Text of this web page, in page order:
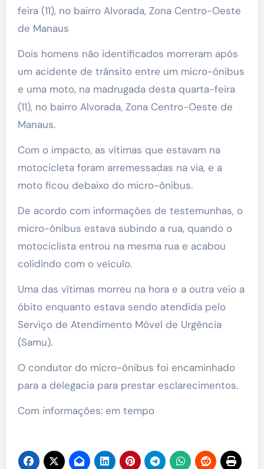
feira (11), no bairro Alvorada, Zona Centro-Oeste
de Manaus
Dois homens não identificados morreram após
um acidente de trânsito entre um micro-ônibus
e uma moto, na madrugada desta quarta-feira
(11), no bairro Alvorada, Zona Centro-Oeste de
Manaus.
Com o impacto, as vítimas que estavam na
motocicleta foram arremessadas na via, e a
moto ficou debaixo do micro-ônibus.
De acordo com informações de testemunhas, o
micro-ônibus estava subindo a rua, quando o
motociclista entrou na mesma rua e acabou
colidindo com o veículo.
Uma das vítimas morreu na hora e a outra veio a
óbito enquanto estava sendo atendida pelo
Serviço de Atendimento Móvel de Urgência
(Samu).
O condutor do micro-ônibus foi encaminhado
para a delegacia para prestar esclarecimentos.
Com informações: em tempo